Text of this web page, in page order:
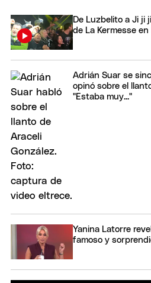
De Luzbelito a Ji ji
de La Kermesse
Adrián Suar se
opinó sobre el
"Estaba muy..."
Yanina Latorre
famoso y